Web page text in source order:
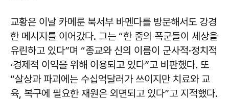
교황은 이날 카메룬 북서부 바멘다를 방문해서도 강경
한 메시지를 이어갔다. 그는 “한 줌의 폭군들이 세상을
유린하고 있다”며 “종교와 신의 이름이 군사적·정치적
·경제적 이익을 위해 이용되고 있다”고 비판했다. 또
“살상과 파괴에는 수십억달러가 쓰이지만 치료와 교
육, 복구에 필요한 재원은 외면되고 있다”고 지적했다.